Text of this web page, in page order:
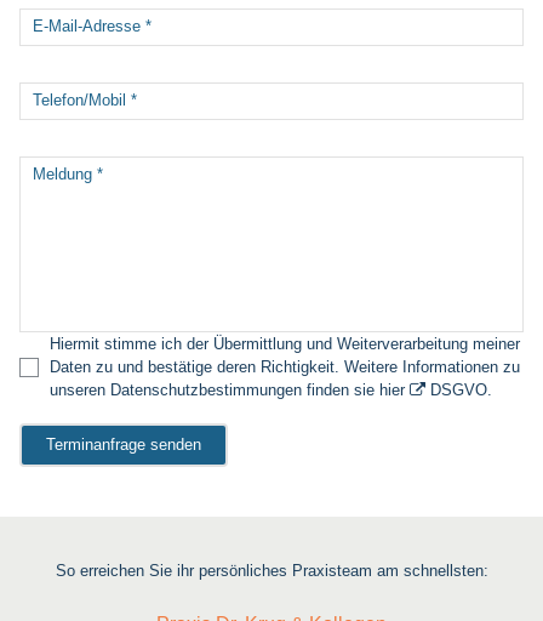
Hiermit stimme ich der Übermittlung und Weiterverarbeitung meiner
Daten zu und bestätige deren Richtigkeit. Weitere Informationen zu
unseren Datenschutzbestimmungen finden sie hier  DSGVO.
Terminanfrage senden
So erreichen Sie ihr persönliches Praxisteam am schnellsten: